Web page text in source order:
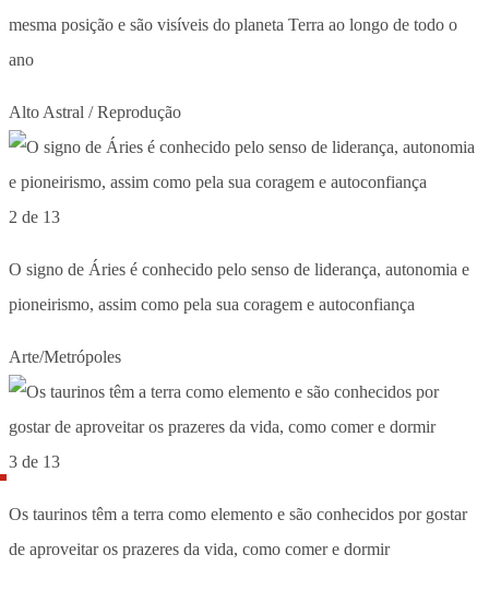
mesma posição e são visíveis do planeta Terra ao longo de todo o
ano
Alto Astral / Reprodução
2 de 13
O signo de Áries é conhecido pelo senso de liderança, autonomia e
pioneirismo, assim como pela sua coragem e autoconfiança
Arte/Metrópoles
3 de 13
Os taurinos têm a terra como elemento e são conhecidos por gostar
de aproveitar os prazeres da vida, como comer e dormir